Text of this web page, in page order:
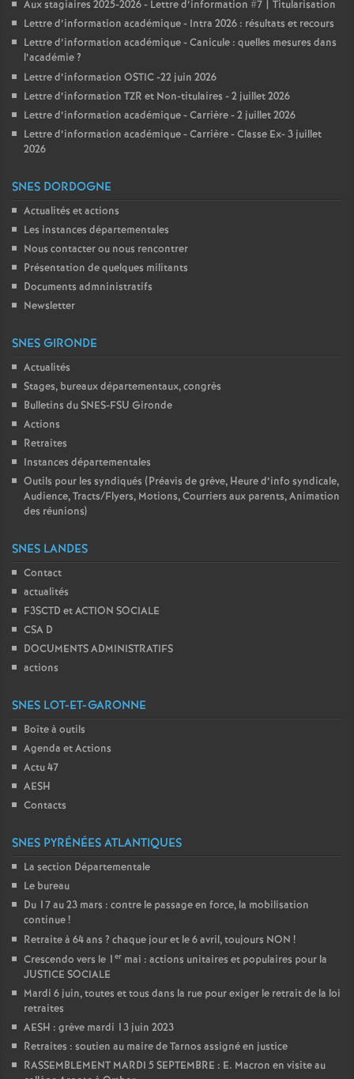
Aux stagiaires 2025-2026 - Lettre d’information #7 | Titularisation
Lettre d’information académique - Intra 2026 : résultats et recours
Lettre d’information académique - Canicule : quelles mesures dans
l’académie?
Lettre d’information OSTIC -22 juin 2026
Lettre d’information TZR et Non-titulaires - 2 juillet 2026
Lettre d’information académique - Carrière - 2 juillet 2026
Lettre d’information académique - Carrière - Classe Ex- 3 juillet
2026
SNES DORDOGNE
Actualités et actions
Les instances départementales
Nous contacter ou nous rencontrer
Présentation de quelques militants
Documents admninistratifs
Newsletter
SNES GIRONDE
Actualités
Stages, bureaux départementaux, congrès
Bulletins du SNES-FSU Gironde
Actions
Retraites
Instances départementales
Outils pour les syndiqués (Préavis de grève, Heure d’info syndicale,
Audience, Tracts/Flyers, Motions, Courriers aux parents, Animation
des réunions)
SNES LANDES
Contact
actualités
F3SCTD et ACTION SOCIALE
CSA D
DOCUMENTS ADMINISTRATIFS
actions
SNES LOT-ET-GARONNE
Boîte à outils
Agenda et Actions
Actu 47
AESH
Contacts
SNES PYRÉNÉES ATLANTIQUES
La section Départementale
Le bureau
Du 17 au 23 mars : contre le passage en force, la mobilisation
continue!
Retraite à 64 ans ? chaque jour et le 6 avril, toujours NON !
Crescendo vers le 1 er mai : actions unitaires et populaires pour la
JUSTICE SOCIALE
Mardi 6 juin, toutes et tous dans la rue pour exiger le retrait de la loi
retraites
AESH : grève mardi 13 juin 2023
Retraites : soutien au maire de Tarnos assigné en justice
RASSEMBLEMENT MARDI 5 SEPTEMBRE : E. Macron en visite au